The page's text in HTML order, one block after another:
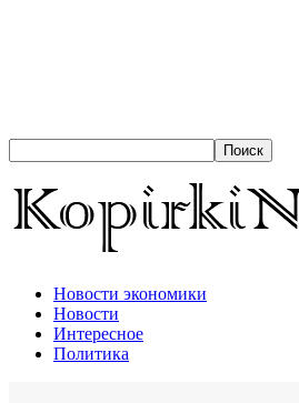
Новости экономики
Новости
Интересное
Политика